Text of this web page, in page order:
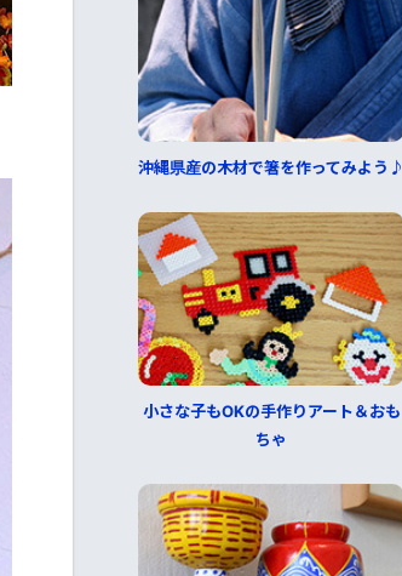
沖縄県産の木材で箸を作ってみよう♪
小さな子もOKの手作りアート＆おも
ちゃ